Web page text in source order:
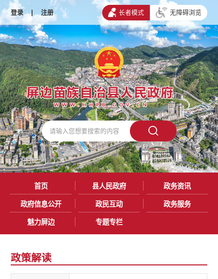
登录 | 注册 长者模式 无障碍浏览
首页 县人民政府 政务资讯
政府信息公开 政民互动 政务服务
魅力屏边 专题专栏
政策解读